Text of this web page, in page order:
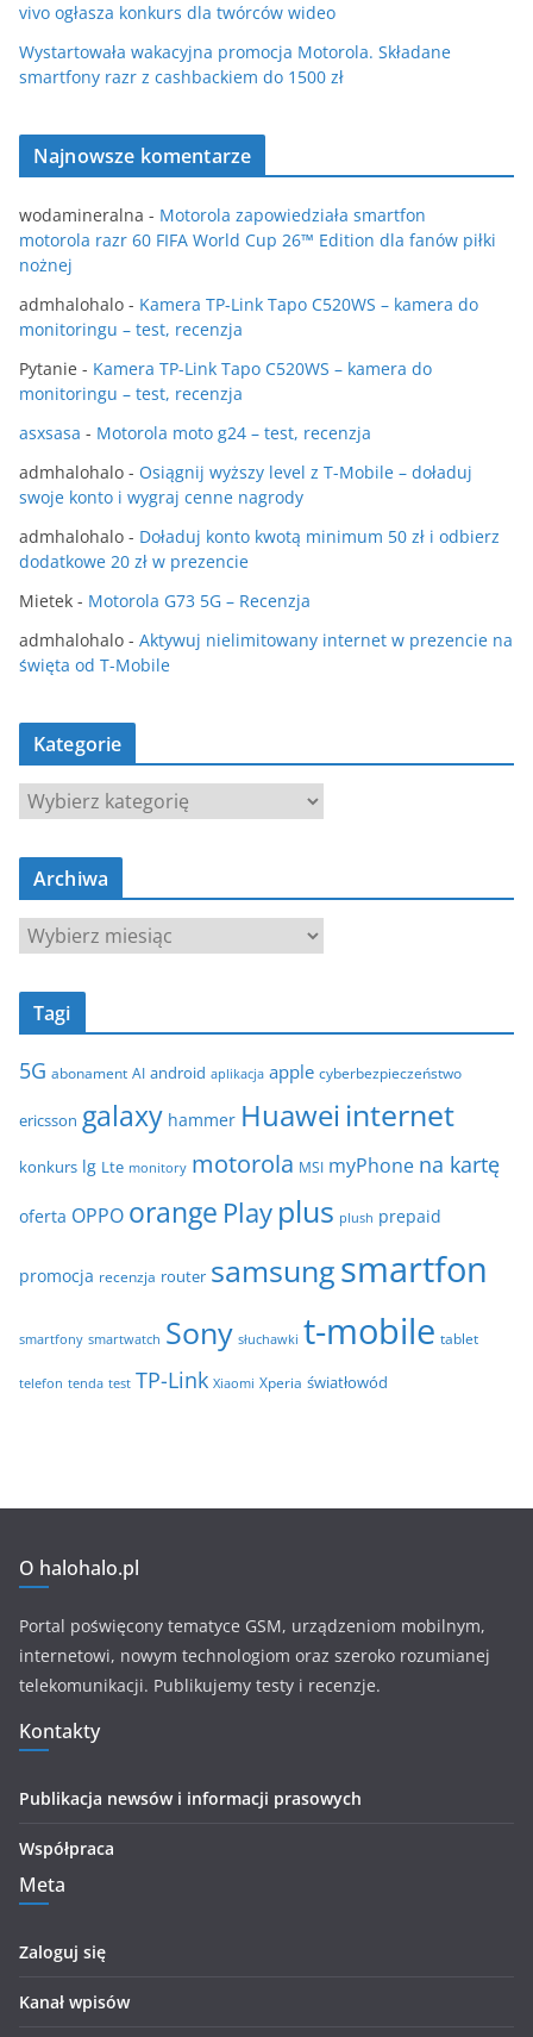
vivo ogłasza konkurs dla twórców wideo
Wystartowała wakacyjna promocja Motorola. Składane
smartfony razr z cashbackiem do 1500 zł
Najnowsze komentarze
wodamineralna - Motorola zapowiedziała smartfon
motorola razr 60 FIFA World Cup 26™ Edition dla fanów piłki
nożnej
admhalohalo - Kamera TP-Link Tapo C520WS – kamera do
monitoringu – test, recenzja
Pytanie - Kamera TP-Link Tapo C520WS – kamera do
monitoringu – test, recenzja
asxsasa - Motorola moto g24 – test, recenzja
admhalohalo - Osiągnij wyższy level z T-Mobile – doładuj
swoje konto i wygraj cenne nagrody
admhalohalo - Doładuj konto kwotą minimum 50 zł i odbierz
dodatkowe 20 zł w prezencie
Mietek - Motorola G73 5G – Recenzja
admhalohalo - Aktywuj nielimitowany internet w prezencie na
święta od T-Mobile
Kategorie
K
t
g
e
Archiwa
A
c
w
Tagi
5G abonament AI android aplikacja apple cyberbezpieczeństwo
ericsson galaxy hammer Huawei internet
konkurs lg Lte monitory motorola MSI myPhone na kartę
oferta OPPO orange Play plus plush prepaid
promocja recenzja router samsungsmartfon
smartfony smartwatch Sony słuchawki t-mobile tablet
telefon tenda test TP-Link Xiaomi Xperia światłowód
O halohalo.pl
Portal poświęcony tematyce GSM, urządzeniom mobilnym,
internetowi, nowym technologiom oraz szeroko rozumianej
telekomunikacji. Publikujemy testy i recenzje.
Kontakty
Publikacja newsów i informacji prasowych
Współpraca
Meta
Zaloguj się
Kanał wpisów